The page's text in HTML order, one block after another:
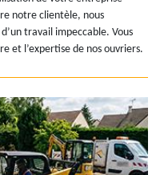
notre clientèle, nous
travail impeccable. Vous
et l’expertise de nos ouvriers.